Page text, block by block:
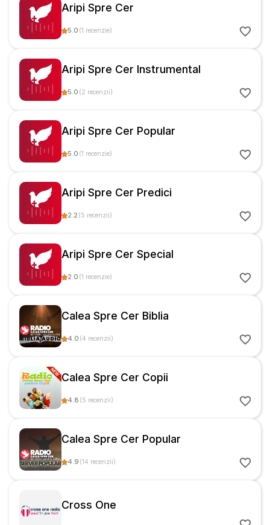
Aripi Spre Cer
5.0 (1 recenzie)
Aripi Spre Cer Instrumental
5.0 (2 recenzii)
Aripi Spre Cer Popular
5.0 (1 recenzie)
Aripi Spre Cer Predici
2.2 (5 recenzii)
Aripi Spre Cer Special
2.0 (1 recenzie)
Calea Spre Cer Biblia
4.0 (4 recenzii)
Calea Spre Cer Copii
4.8 (5 recenzii)
Calea Spre Cer Popular
4.9 (14 recenzii)
Cross One